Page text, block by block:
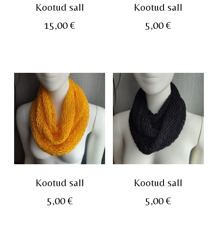
Kootud sall
15,00€
Kootud sall
5,00€
Kootud sall
5,00 €
Kootud sall
5,00€